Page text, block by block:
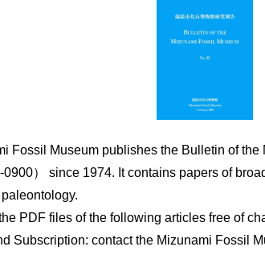
Fossil Museum publishes the Bulletin of the
0900） since 1974. It contains papers of
PDF files of the following articles free of
Subscription: contact the Mizunami Fossil